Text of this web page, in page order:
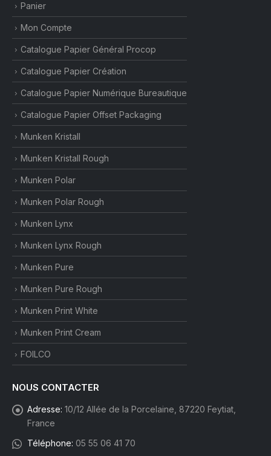
Panier
Mon Compte
Catalogue Papier Général Procop
Catalogue Papier Création
Catalogue Papier Numérique Bureautique
Catalogue Papier Offset Packaging
Munken Kristall
Munken Kristall Rough
Munken Polar
Munken Polar Rough
Munken Lynx
Munken Lynx Rough
Munken Pure
Munken Pure Rough
Munken Print White
Munken Print Cream
FOILCO
NOUS CONTACTER
Adresse: 10/12 Allée de la Porcelaine, 87220 Feytiat,
France
Téléphone: 05 55 06 41 70